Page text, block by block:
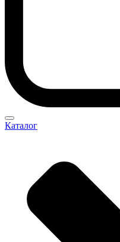
Каталог